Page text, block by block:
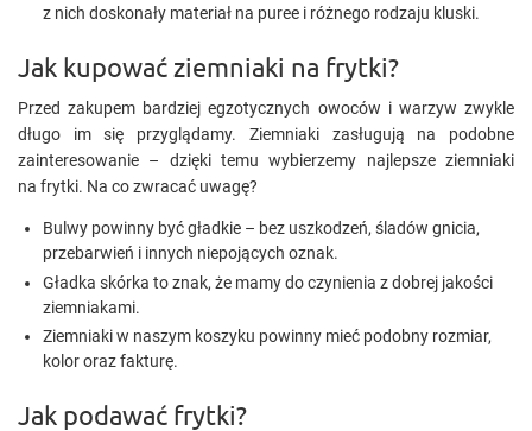
z nich doskonały materiał na puree i różnego rodzaju kluski.
Jak kupować ziemniaki na frytki?
Przed zakupem bardziej egzotycznych owoców i warzyw zwykle
długo im się przyglądamy. Ziemniaki zasługują na podobne
zainteresowanie – dzięki temu wybierzemy najlepsze ziemniaki
na frytki. Na co zwracać uwagę?
Bulwy powinny być gładkie – bez uszkodzeń, śladów gnicia,
przebarwień i innych niepojących oznak.
Gładka skórka to znak, że mamy do czynienia z dobrej jakości
ziemniakami.
Ziemniaki w naszym koszyku powinny mieć podobny rozmiar,
kolor oraz fakturę.
Jak podawać frytki?